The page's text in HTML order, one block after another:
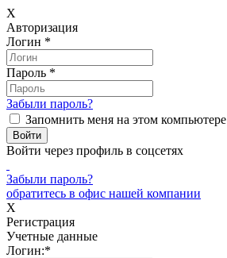
X
Авторизация
Логин *
Пароль *
Забыли пароль?
Запомнить меня на этом компьютере
Войти через профиль в соцсетях
Забыли пароль?
обратитесь в офис нашей компании
X
Регистрация
Учетные данные
Логин:*